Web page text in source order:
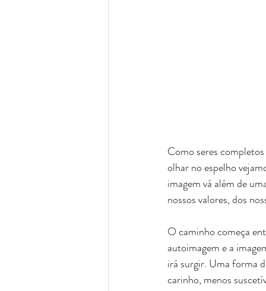
Como seres
olhar no espelho
imagem vá além de
nossos valores, dos
O caminho começa
autoimagem e a
irá surgir. Uma forma
carinho, menos